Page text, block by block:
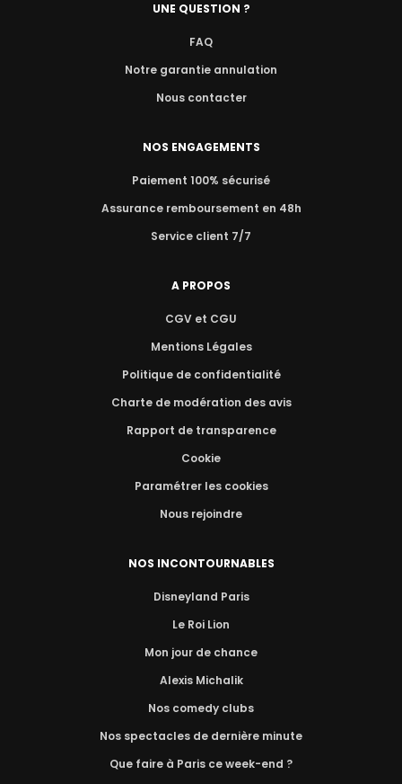
UNE QUESTION ?
FAQ
Notre garantie annulation
Nous contacter
NOS ENGAGEMENTS
Paiement 100% sécurisé
Assurance remboursement en 48h
Service client 7/7
A PROPOS
CGV et CGU
Mentions Légales
Politique de confidentialité
Charte de modération des avis
Rapport de transparence
Cookie
Paramétrer les cookies
Nous rejoindre
NOS INCONTOURNABLES
Disneyland Paris
Le Roi Lion
Mon jour de chance
Alexis Michalik
Nos comedy clubs
Nos spectacles de dernière minute
Que faire à Paris ce week-end ?